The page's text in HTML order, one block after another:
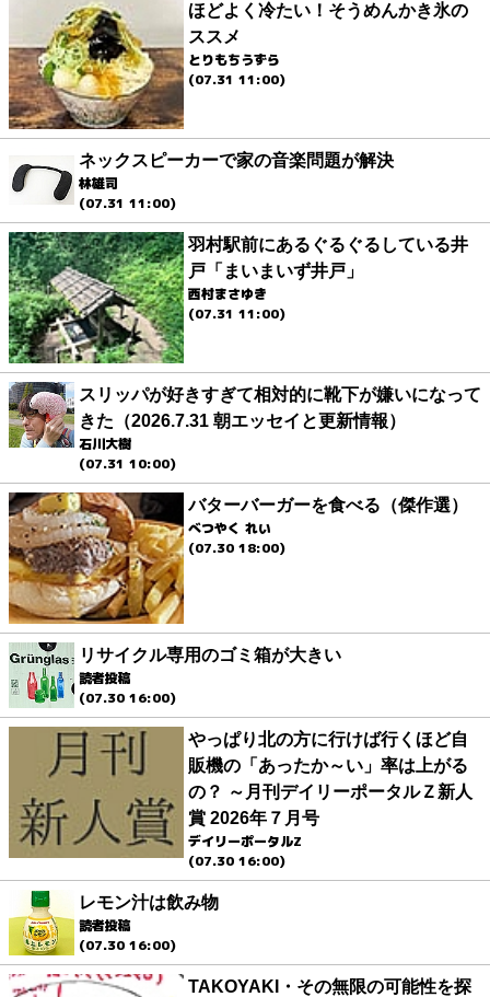
ほどよく冷たい！そうめんかき氷の
ススメ
とりもちうずら
(07.31 11:00)
ネックスピーカーで家の音楽問題が解決
林雄司
(07.31 11:00)
羽村駅前にあるぐるぐるしている井
戸「まいまいず井戸」
西村まさゆき
(07.31 11:00)
スリッパが好きすぎて相対的に靴下が嫌いになって
きた（2026.7.31 朝エッセイと更新情報）
石川大樹
(07.31 10:00)
バターバーガーを食べる（傑作選）
べつやく れい
(07.30 18:00)
リサイクル専用のゴミ箱が大きい
読者投稿
(07.30 16:00)
やっぱり北の方に行けば行くほど自
販機の「あったか～い」率は上がる
の？ ～月刊デイリーポータルＺ新人
賞 2026年７月号
デイリーポータルZ
(07.30 16:00)
レモン汁は飲み物
読者投稿
(07.30 16:00)
TAKOYAKI・その無限の可能性を探